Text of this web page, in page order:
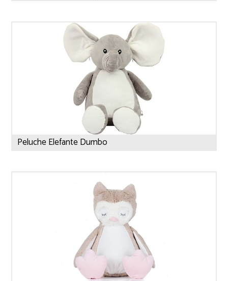
Peluche Elefante Dumbo